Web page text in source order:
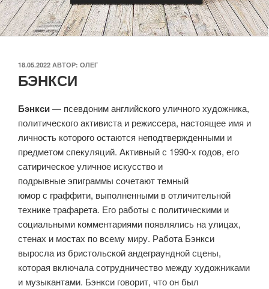
ОПУБЛИКОВАНО
18.05.2022 АВТОР: ОЛЕГ
БЭНКСИ
Бэнкси— псевдоним английского уличного художника,
политического активиста и режиссера, настоящее имя и
личность которого остаются неподтвержденными и
предметом спекуляций. Активный с 1990-х годов, его
сатирическое уличное искусство и
подрывные эпиграммы сочетают темный
юмор с граффити, выполненными в отличительной
технике трафарета. Его работы с политическими и
социальными комментариями появлялись на улицах,
стенах и мостах по всему миру. Работа Бэнкси
выросла из бристольской андеграундной сцены,
которая включала сотрудничество между художниками
и музыкантами. Бэнкси говорит, что он был